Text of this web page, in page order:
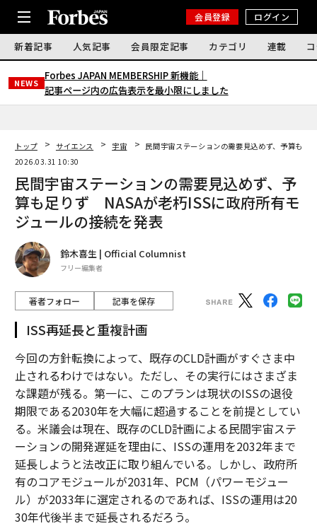
会員登録 ログイン
新着記事 人気記事 会員限定記事 カテゴリ 連載
NEWS
Forbes JAPAN MEMBERSHIP 新機能｜
記事ページ内の広告表示を最小限にしました
トップ サイエンス 宇宙
民間宇宙ステーションの需要見込めず、予算も
2026.03.31 10:30
民間宇宙ステーションの需要見込めず、予
算も足りず NASAが老朽ISSに政府所有モ
ジュールの接続を発表
鈴木喜生 | Official Columnist
フリー編集者
著者フォロー 記事を保存
ISS再延長と重複計画
今回の方針転換によって、既存のCLD計画がすぐさま中
止されるわけではない。ただし、その実行にはさまざま
な課題が残る。第一に、このプランは現状のISSの退役
期限である2030年を大幅に超過することを前提としてい
る。米議会は現在、既存のCLD計画による民間宇宙ステ
ーションの開発遅延を理由に、ISSの運用を2032年まで
延長しようと法改正に取り組んでいる。しかし、政府所
有のコアモジュールが2031年、PCM（パワーモジュー
ル）が2033年に選定されるのであれば、ISSの運用は20
30年代後半まで延長されるだろう。